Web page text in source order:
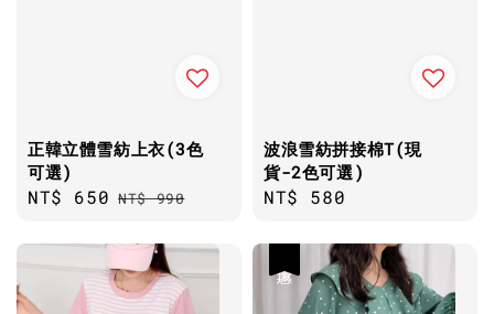
正韓立體雪紡上衣(3色
可選)
Sale
NT$ 650 Regular
NT$ 990
波浪雪紡拼接棉T(現
貨-2色可選)
Regular
NT$ 580